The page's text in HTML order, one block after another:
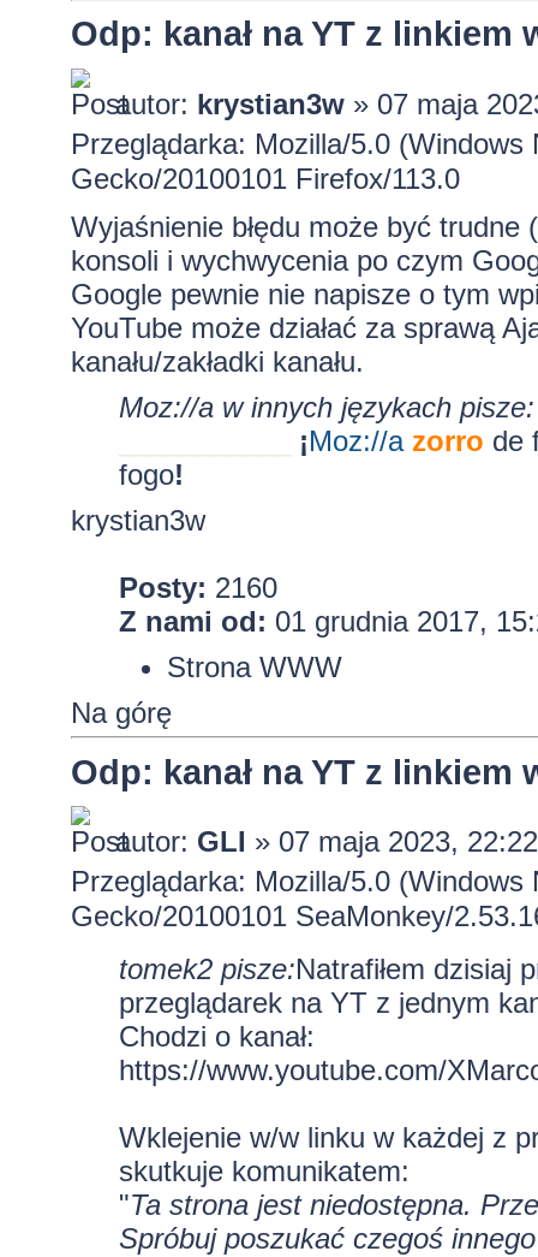
Odp: kanał na YT z linkiem
autor: krystian3w» 07 maja
Przeglądarka: Mozilla/5.0
Gecko/20100101 Firefox/113.0
Wyjaśnienie błędu może być trudne
konsoli i wychwycenia po czym
Google pewnie nie napisze o tym
YouTube może działać za sprawą
kanału/zakładki kanału.
Moz://a w innych językach pisze:
¡Moz://a zorro de
fogo!
krystian3w
Posty: 2160
Z nami od: 01 grudnia 2017,
Strona WWW
Na górę
Odp: kanał na YT z linkiem
autor: GLI » 07 maja 2023, 22:22
Przeglądarka: Mozilla/5.0
Gecko/20100101 SeaMonkey/
tomek2 pisze:Natrafiłem dzisiaj
przeglądarek na YT z jednym
Chodzi o kanał:
https://www.youtube.com/
Wklejenie w/w linku w każdej z
skutkuje komunikatem:
"Ta strona jest niedostępna.
Spróbuj poszukać czegoś innego